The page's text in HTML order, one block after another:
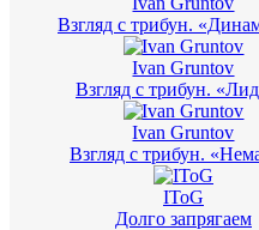
Взгляд с трибун.
Ivan Gruntov
Взгляд с трибун.
Ivan Gruntov
Взгляд с трибун.
IToG
Долго запрягаем